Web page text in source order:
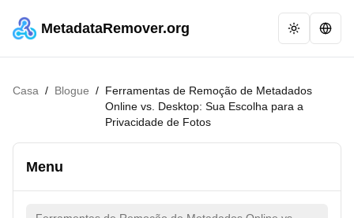
MetadataRemover.org
Casa / Blogue / Ferramentas de Remoção de Metadados
Online vs. Desktop: Sua Escolha para a
Privacidade de Fotos
Menu